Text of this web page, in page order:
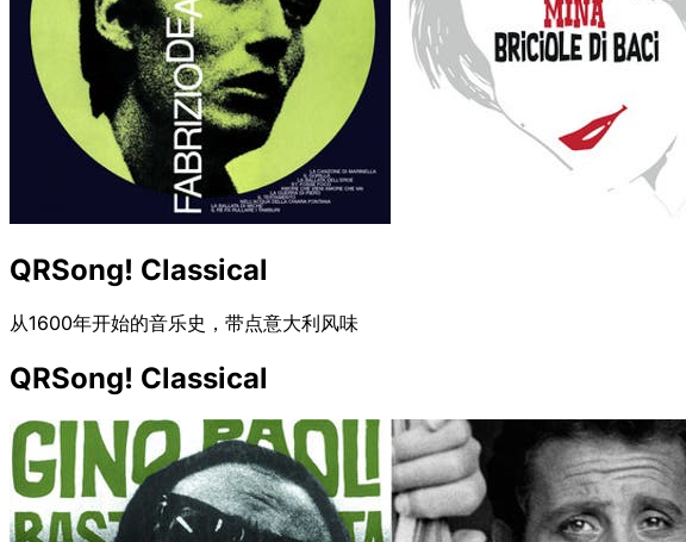
QRSong! Classical
从1600年开始的音乐史，带点意大利风味
QRSong! Classical